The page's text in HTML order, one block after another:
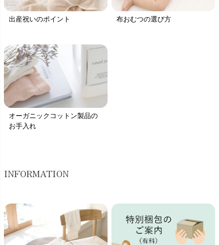
出産祝いのポイント 布おむつの選び方
オーガニックコットン製品の
お手入れ
INFORMATION